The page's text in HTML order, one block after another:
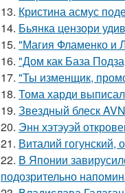
13. Кристина асмус
14. Бьянка цензори
15. "Магия Фламенко и
16. "Дом как База
17. "Ты изменщик,
18. Тома харди
19. Звездный блеск
20. Энн хэтэуэй
21. Виталий
22. В Японии
подозрительно